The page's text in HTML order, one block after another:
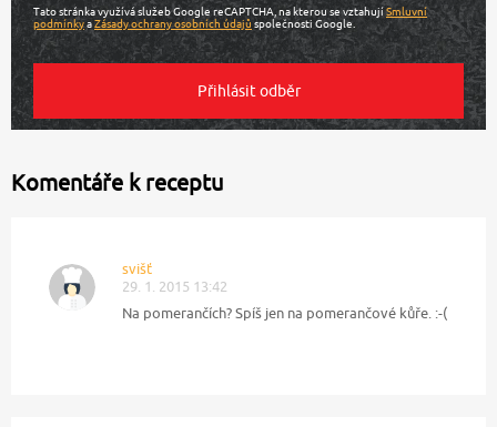
Tato stránka využívá služeb Google reCAPTCHA, na kterou se vztahujíSmluvní
podmínkyaZásady ochrany osobních údajů společnosti Google.
Komentáře k receptu
svišť
29. 1. 2015 13:42
Na pomerančích? Spíš jen na pomerančové kůře. :-(